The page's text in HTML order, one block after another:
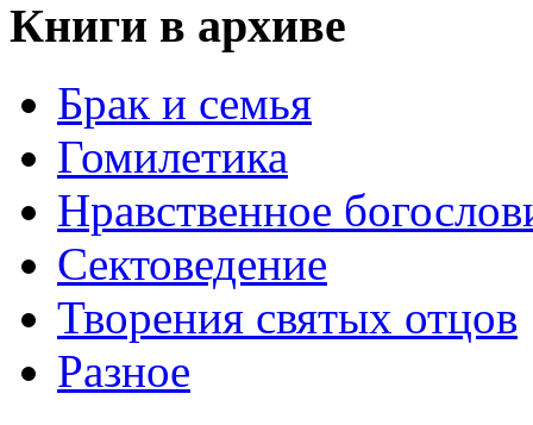
Книги в архиве
Брак и семья
Гомилетика
Нравственное
Сектоведение
Творения святых отцов
Разное